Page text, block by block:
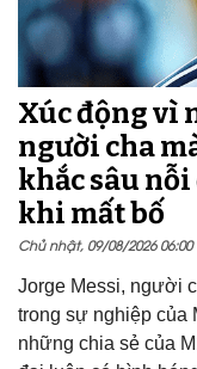
Xúc động vì
người cha
khắc sâu nỗi
khi mất bố
Chủ nhật, 09/08/2026 06:00
Jorge Messi, người
trong sự nghiệp của
những chia sẻ của